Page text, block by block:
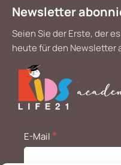
Newsletter
Seien Sie der Erste, der
heute für den Newsletter
E-Mail *